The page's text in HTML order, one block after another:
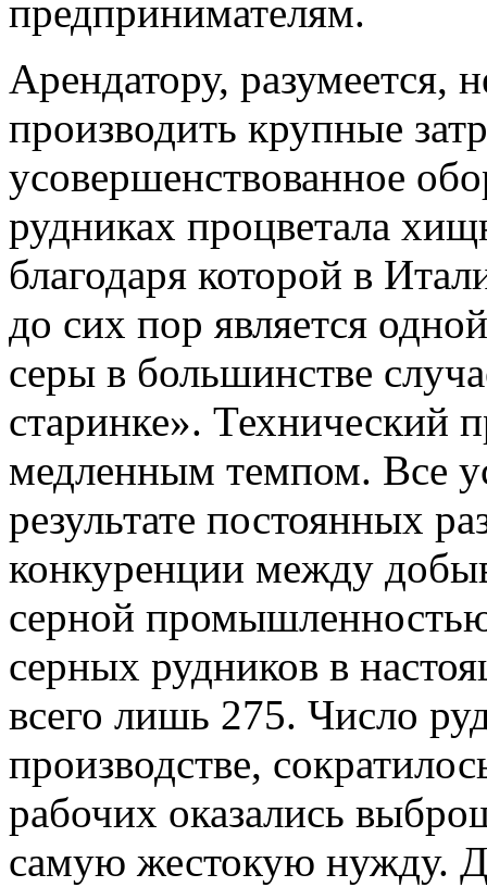
предпринимателям.
Арендатору, разумеется,
производить крупные
усовершенствованное
рудниках процветала
благодаря которой в
до сих пор является
серы в большинстве
старинке». Технический
медленным темпом. Все
результате постоянных
конкуренции между
серной
серных рудников в
всего лишь 275. Число
производстве,
рабочих оказались
самую жестокую нужду.